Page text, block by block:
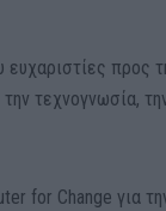
προς
τεχνογνωσία,
for Change για